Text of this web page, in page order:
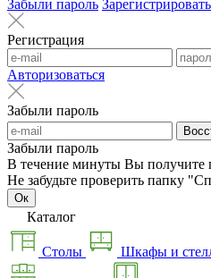
Забыли пароль
Регистрация
Авторизоваться
Забыли пароль
Забыли пароль
В течение минуты Вы получите
Не забудьте проверить папку
Ок
Каталог
Столы Шкафы и